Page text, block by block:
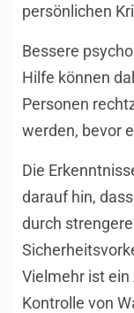
persönlichen
Bessere
Hilfe können
Personen
werden, bevor
Die
darauf hin,
durch
Vielmehr ist
Kontrolle von